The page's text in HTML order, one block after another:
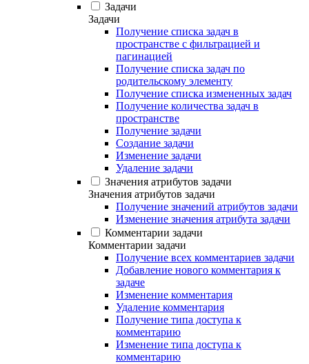
Задачи
Задачи
Получение списка задач в
пространстве с фильтрацией и
пагинацией
Получение списка задач по
родительскому элементу
Получение списка измененных задач
Получение количества задач в
пространстве
Получение задачи
Создание задачи
Изменение задачи
Удаление задачи
Значения атрибутов задачи
Значения атрибутов задачи
Получение значений атрибутов задачи
Изменение значения атрибута задачи
Комментарии задачи
Комментарии задачи
Получение всех комментариев задачи
Добавление нового комментария к
задаче
Изменение комментария
Удаление комментария
Получение типа доступа к
комментарию
Изменение типа доступа к
комментарию